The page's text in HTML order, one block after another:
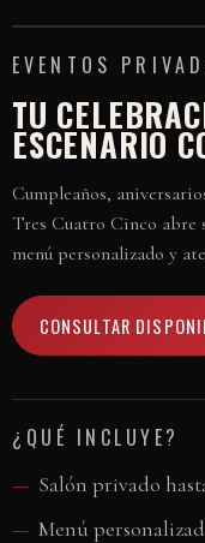
EVENTOS
TU
ESCENARIO
Cumpleaños,
Tres Cuatro Cinco abre
menú personalizado y
CONSULTAR
¿QUÉ INCLUYE?
Salón privado
Menú